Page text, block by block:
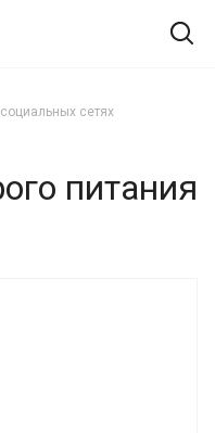
сетях
питания